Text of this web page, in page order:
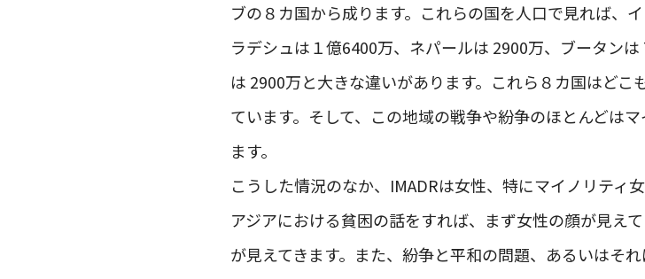
ブの８カ国から成ります。これらの国を人口で見れば、
ラデシュは１億6400万、ネパールは 2900万、ブータン
は 2900万と大きな違いがあります。これら８カ国はど
ています。そして、この地域の戦争や紛争のほとんどは
ます。
こうした情況のなか、IMADRは女性、特にマイノリティ
アジアにおける貧困の話をすれば、まず女性の顔が見え
が見えてきます。また、紛争と平和の問題、あるいはそ